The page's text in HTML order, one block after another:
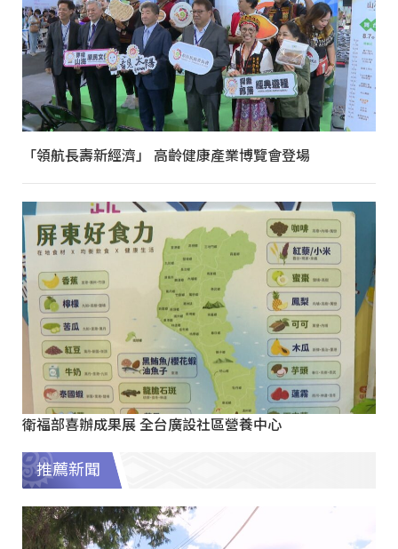
「領航長壽新經濟」 高齡健康產業博覽會登場
衛福部喜辦成果展 全台廣設社區營養中心
推薦新聞